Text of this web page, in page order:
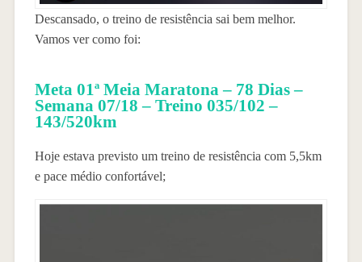
Descansado, o treino de resistência sai bem melhor.
Vamos ver como foi:
Meta 01ª Meia Maratona – 78 Dias –
Semana 07/18 – Treino 035/102 –
143/520km
Hoje estava previsto um treino de resistência com 5,5km
e pace médio confortável;